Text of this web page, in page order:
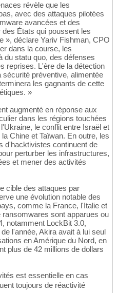
révèle que les
avec des attaques pilotées
avancées et des
États qui poussent les
», déclare Yariv Fishman, CPO
dans la course, les
du statu quo, des défenses
reprises. L'ère de la détection
préventive, alimentée
les gagnants de cette
»
augmenté en réponse aux
dans les régions touchées
le conflit entre Israël et
Chine et Taïwan. En outre, les
d'hacktivistes continuent de
perturber les infrastructures,
et mener des activités
cible des attaques par
une évolution notable des
comme la France, l'Italie et
sont apparues ou
notamment LockBit 3.0,
l'année, Akira avait à lui seul
en Amérique du Nord, en
plus de 42 millions de dollars
est essentielle en cas
toujours de réactivité